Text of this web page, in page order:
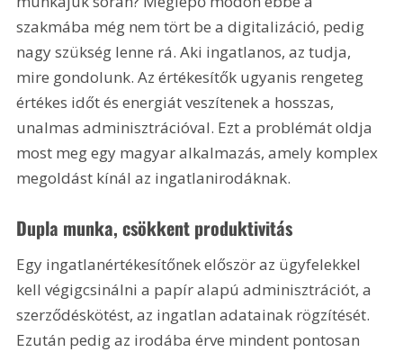
szakmába még nem tört be a digitalizáció, pedig
nagy szükség lenne rá. Aki ingatlanos, az tudja,
mire gondolunk. Az értékesítők ugyanis rengeteg
értékes időt és energiát veszítenek a hosszas,
unalmas adminisztrációval. Ezt a problémát oldja
most meg egy magyar alkalmazás, amely komplex
megoldást kínál az ingatlanirodáknak.
Dupla munka, csökkent produktivitás
Egy ingatlanértékesítőnek először az ügyfelekkel
kell végigcsinálni a papír alapú adminisztrációt, a
szerződéskötést, az ingatlan adatainak rögzítését.
Ezután pedig az irodába érve mindent pontosan